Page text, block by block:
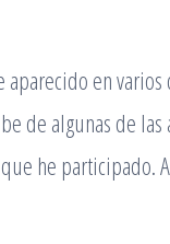
aparecido en
de algunas de las
he participado.